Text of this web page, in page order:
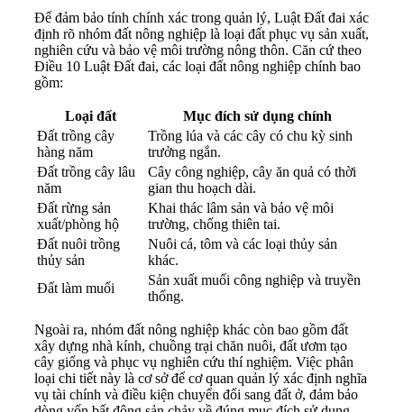
Để đảm bảo tính chính xác trong quản lý, Luật Đất đai xác
định rõ nhóm đất nông nghiệp là loại đất phục vụ sản xuất,
nghiên cứu và bảo vệ môi trường nông thôn. Căn cứ theo
Điều 10 Luật Đất đai, các loại đất nông nghiệp chính bao
gồm:
Loại đất
Mục đích sử dụng chính
Đất trồng cây
hàng năm
Trồng lúa và các cây có chu kỳ sinh
trưởng ngắn.
Đất trồng cây lâu
năm
Cây công nghiệp, cây ăn quả có thời
gian thu hoạch dài.
Đất rừng sản
xuất/phòng hộ
Khai thác lâm sản và bảo vệ môi
trường, chống thiên tai.
Đất nuôi trồng
thủy sản
Nuôi cá, tôm và các loại thủy sản
khác.
Đất làm muối
Sản xuất muối công nghiệp và truyền
thống.
Ngoài ra, nhóm đất nông nghiệp khác còn bao gồm đất
xây dựng nhà kính, chuồng trại chăn nuôi, đất ươm tạo
cây giống và phục vụ nghiên cứu thí nghiệm. Việc phân
loại chi tiết này là cơ sở để cơ quan quản lý xác định nghĩa
vụ tài chính và điều kiện chuyển đổi sang đất ở, đảm bảo